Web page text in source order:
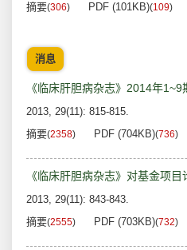
摘要(306) PDF (101KB)(109)
消息
《临床肝胆病杂志》2014年1~9
2013, 29(11): 815-815.
摘要(2358) PDF (704KB)(736)
《临床肝胆病杂志》对基金项目
2013, 29(11): 843-843.
摘要(2555) PDF (703KB)(732)